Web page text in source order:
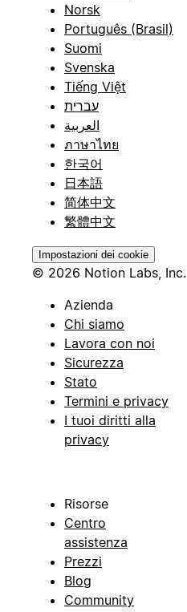
Norsk
Português (Brasil)
Suomi
Svenska
Tiếng Việt
עברית
العربية
ภาษาไทย
한국어
日本語
简体中文
繁體中文
Impostazioni dei cookie
© 2026 Notion Labs, Inc.
Azienda
Chi siamo
Lavora con noi
Sicurezza
Stato
Termini e privacy
I tuoi diritti alla
privacy
Risorse
Centro
assistenza
Prezzi
Blog
Community